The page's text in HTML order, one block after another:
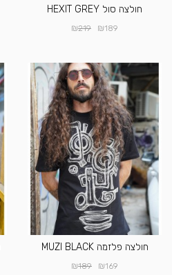
חולצה סול HEXIT GREY
₪189
₪219
חולצה פלזמה MUZI BLACK
₪169
₪189